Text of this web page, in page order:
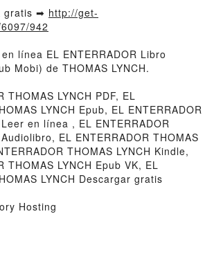
gratis ➡ http://get-
942
línea EL ENTERRADOR Libro
Mobi) de THOMAS LYNCH.
THOMAS LYNCH PDF, EL
LYNCH Epub, EL ENTERRADOR
en línea , EL ENTERRADOR
EL ENTERRADOR THOMAS
THOMAS LYNCH Kindle,
THOMAS LYNCH Epub VK, EL
LYNCH Descargar gratis
Hosting